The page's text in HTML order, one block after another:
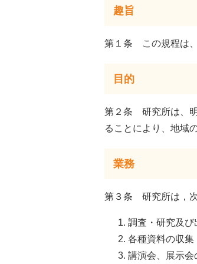
趣旨
第１条 この規程は、
目的
第２条 研究所は、明
ることにより、地域
業務
第３条 研究所は，次
調査・研究及び
各種資料の収集
講演会、展示会